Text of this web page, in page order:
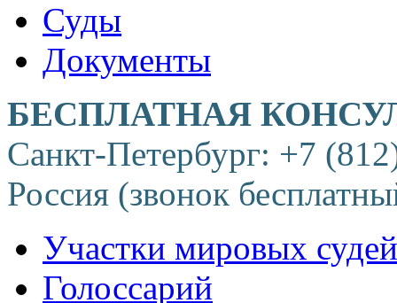
Суды
Документы
БЕСПЛАТНАЯ
Санкт-Петербург: +7
Россия (звонок
Участки мировых судей
Голоссарий